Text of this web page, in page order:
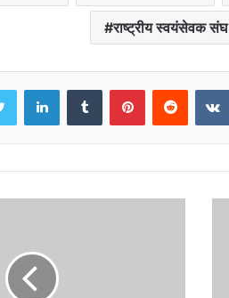
राष्ट्रीय स्वयंसेवक संघ
Twitter LinkedInTumblr PinterestReddit